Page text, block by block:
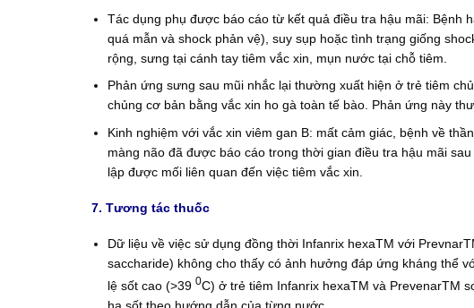
Tác dụng phụ được báo cáo từ kết quả điều tra hậu mãi: Bệnh
quá mẫn và shock phản vệ), suy sụp hoặc tình trạng giống
rộng, sưng tại cánh tay tiêm vắc xin, mụn nước tại chỗ tiêm.
Phản ứng sưng sau mũi nhắc lại thường xuất hiện ở trẻ tiêm
chủng cơ bản bằng vắc xin ho gà toàn tế bào. Phản ứng này
Kinh nghiệm với vắc xin viêm gan B: mất cảm giác, bệnh về
màng não đã được báo cáo trong thời gian điều tra hậu mãi
lập được mối liên quan đến việc tiêm vắc xin.
7. Tương tác thuốc
Dữ liệu về việc sử dụng đồng thời Infanrix hexaTM với
saccharide) không cho thấy có ảnh hưởng đáp ứng kháng thể
lệ sốt cao (>390C) ở trẻ tiêm Infanrix hexaTM và PrevenarTM
hạ sốt theo hướng dẫn của từng nước